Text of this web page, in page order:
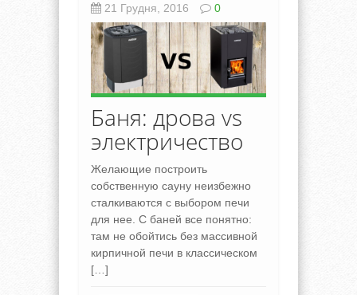
21 Грудня, 2016 0
Баня: дрова vs
электричество
Желающие построить
собственную сауну неизбежно
сталкиваются с выбором печи
для нее. С баней все понятно:
там не обойтись без массивной
кирпичной печи в классическом
[…]